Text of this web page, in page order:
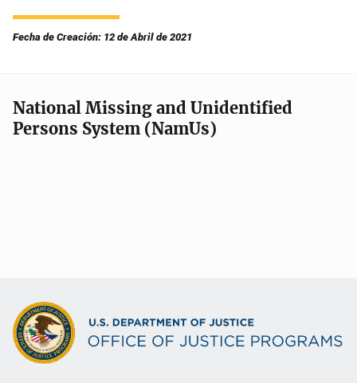
Fecha de Creación: 12 de Abril de 2021
National Missing and Unidentified
Persons System (NamUs)